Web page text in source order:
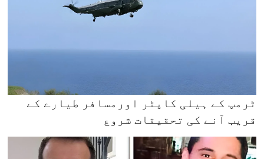
ٹرمپ کے ہیلی کاپٹر اورمسافر طیارے کے
قریب آنے کی تحقیقات شروع